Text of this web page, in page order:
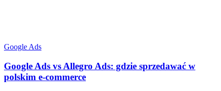
Google Ads
Google Ads vs Allegro Ads: gdzie sprzedawać w
polskim e-commerce